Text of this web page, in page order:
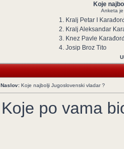
Koje
Anketa
1. Kralj Petar I
2. Kralj Aleksandar
3. Knez Pavle
4. Josip Broz Tito
Naslov: Koje najbolji Jugoslovenski vladar ?
Koje po vama